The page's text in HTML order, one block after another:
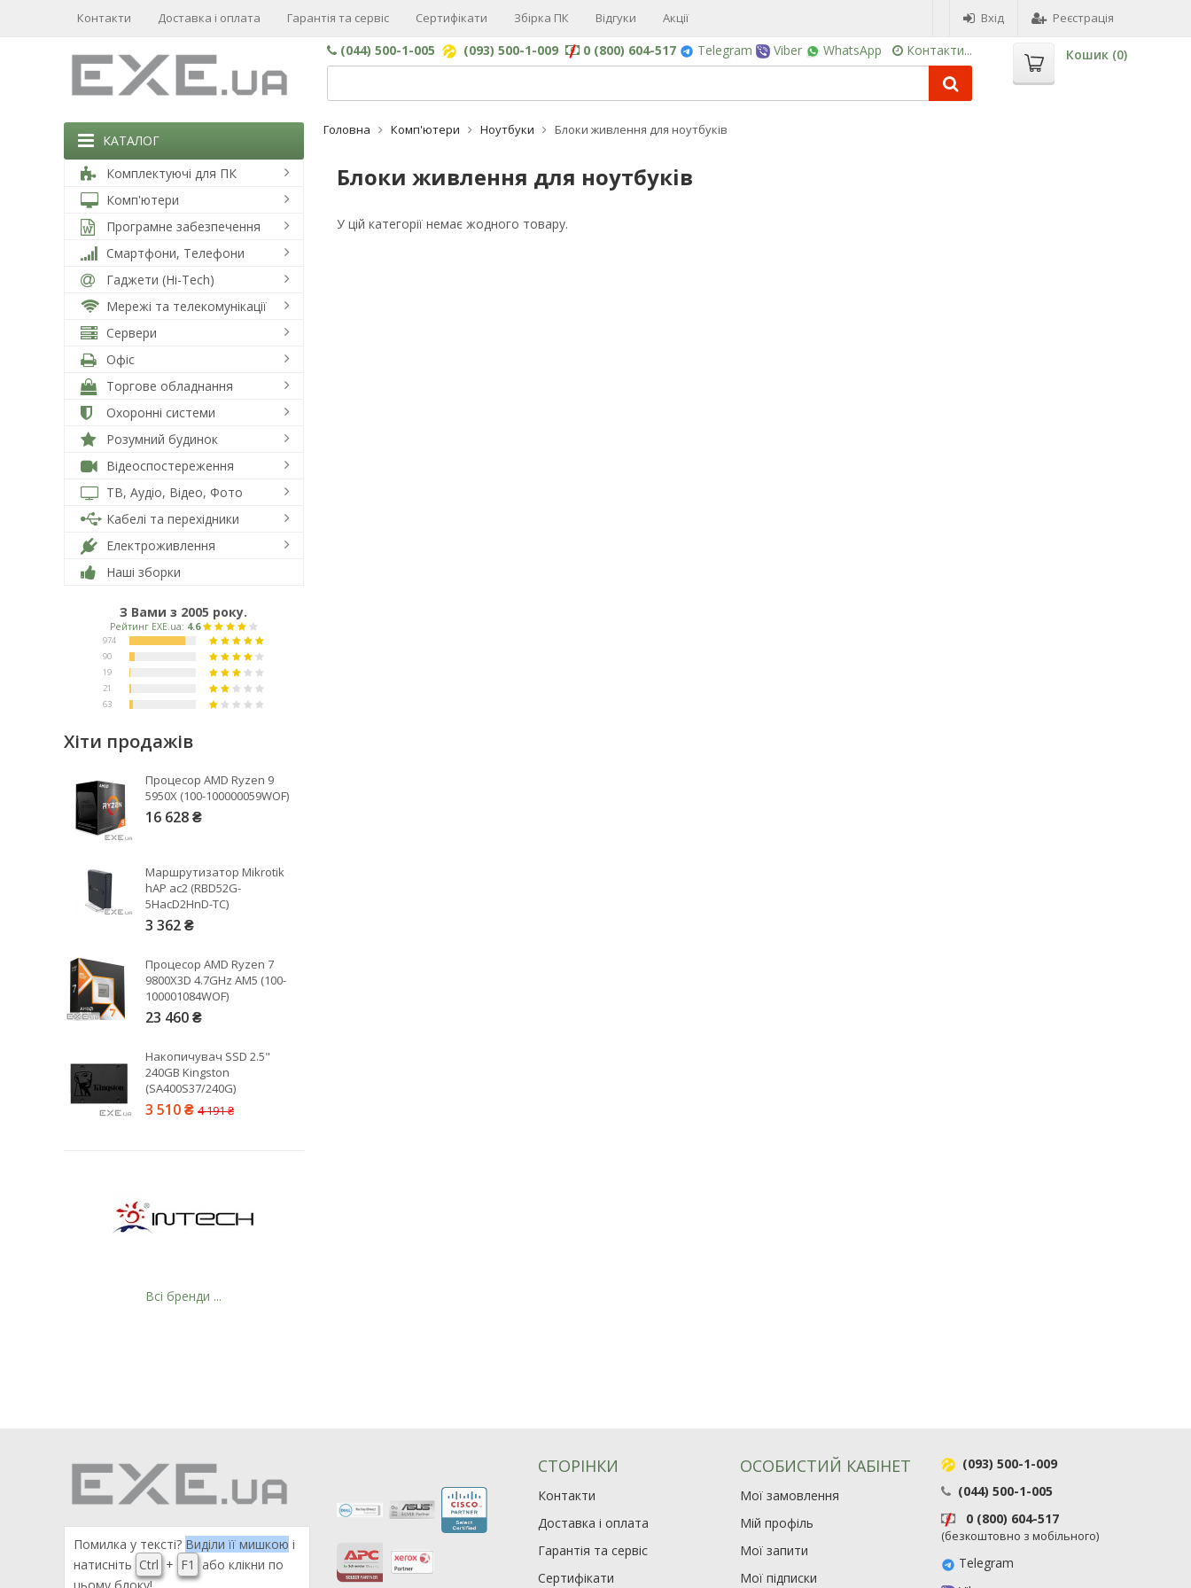
Контакти Доставка і оплата Гарантія та сервіс Сертифікати Збірка ПК Відгуки Акції Вхід Реєстрація
(044) 500-1-005 (093) 500-1-009 0 (800) 604-517 Telegram Viber WhatsApp Контакти... Кошик (0)
Головна Комп'ютери Ноутбуки Блоки живлення для ноутбуків
Блоки живлення для ноутбуків
У цій категорії немає жодного товару.
КАТАЛОГ
Комплектуючі для ПК
Комп'ютери
Програмне забезпечення
Смартфони, Телефони
Гаджети (Hi-Tech)
Мережі та телекомунікації
Сервери
Офіс
Торгове обладнання
Охоронні системи
Розумний будинок
Відеоспостереження
ТВ, Аудіо, Відео, Фото
Кабелі та перехідники
Електроживлення
Наші зборки
З Вами з 2005 року.
90
19
21
Хіти продажів
Процесор AMD Ryzen 9
5950X (100-100000059WOF)
16 628 ₴
Маршрутизатор Mikrotik
hAP ac2 (RBD52G-
5HacD2HnD-TC)
3 362 ₴
Процесор AMD Ryzen 7
9800X3D 4.7GHz AM5 (100-
100001084WOF)
23 460 ₴
Накопичувач SSD 2.5"
240GB Kingston
(SA400S37/240G)
3 510 ₴ 4 191 ₴
Всі бренди ...
Помилка у тексті? Виділи її мишкою і
натисніть Ctrl + F1
або клікни по
СТОРІНКИ
Контакти
Доставка і оплата
Гарантія та сервіс
Сертифікати
ОСОБИСТИЙ КАБІНЕТ
Мої замовлення
Мій профіль
Мої запити
Мої підписки
(093) 500-1-009
(044) 500-1-005
0 (800) 604-517
(безкоштовно з мобільного)
Telegram